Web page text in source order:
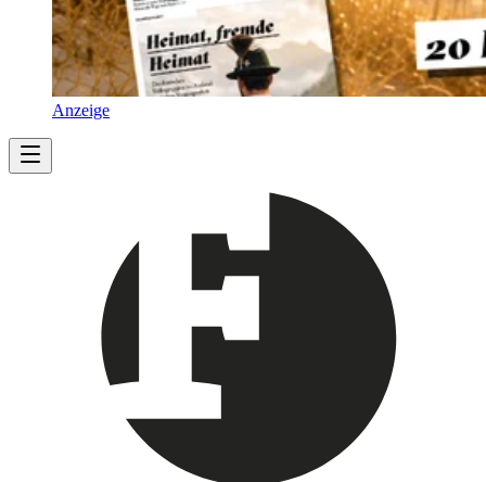
Anzeige